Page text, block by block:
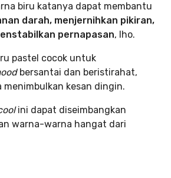
biru katanya dapat membantu
darah, menjernihkan pikiran,
pernapasan, lho.
pastel cocok untuk
bersantai dan beristirahat,
menimbulkan kesan dingin.
ini dapat diseimbangkan
warna-warna hangat dari